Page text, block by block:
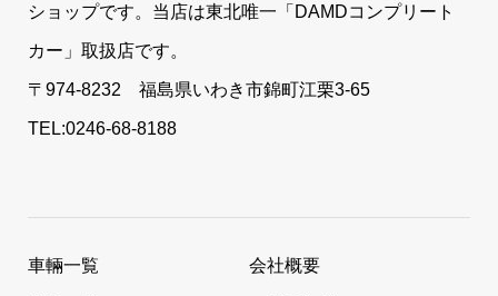
ショップです。当店は東北唯一「DAMDコンプリート
カー」取扱店です。
〒974-8232 福島県いわき市錦町江栗3-65
TEL:0246-68-8188
車輛一覧 会社概要